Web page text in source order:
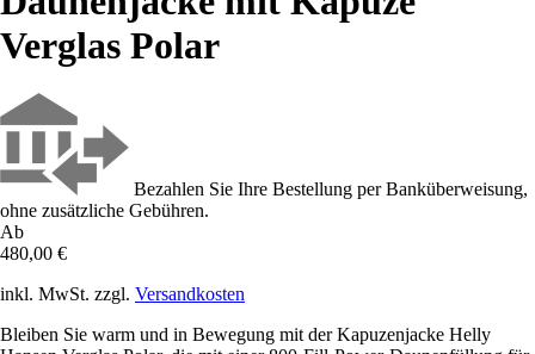
Verglas Polar
Bezahlen Sie Ihre Bestellung per Banküberweisung,
ohne zusätzliche Gebühren.
Ab
480,00 €
inkl. MwSt. zzgl. Versandkosten
Bleiben Sie warm und in Bewegung mit der Kapuzenjacke Helly